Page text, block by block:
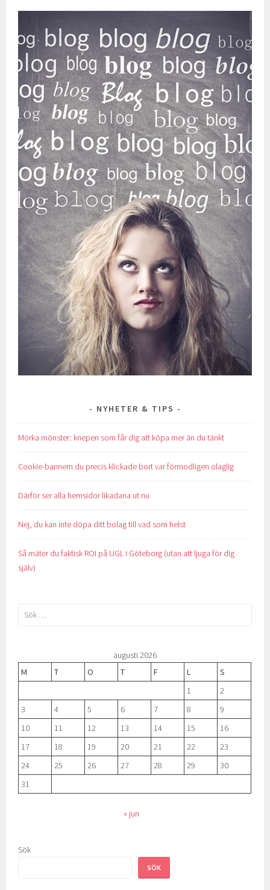
NYHETER & TIPS
Mörka mönster: knepen som får dig att köpa mer än du tänkt
Cookie-bannern du precis klickade bort var förmodligen olaglig
Därför ser alla hemsidor likadana ut nu
Nej, du kan inte döpa ditt bolag till vad som helst
Så mäter du faktisk ROI på UGL i Göteborg (utan att ljuga för dig
själv)
Sök
augusti 2026
M
T O T F L
S
1
2
3
4 5 6 7 8
9
10
11 12 13 14 15
16
17
18 19 20 21 22
23
24
25 26 27 28 29
30
31
« jun
Sök
SÖK